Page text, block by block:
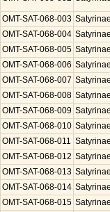
OMT-SAT-068-003 Satyrinae
OMT-SAT-068-004 Satyrinae
OMT-SAT-068-005 Satyrinae
OMT-SAT-068-006 Satyrinae
OMT-SAT-068-007 Satyrinae
OMT-SAT-068-008 Satyrinae
OMT-SAT-068-009 Satyrinae
OMT-SAT-068-010 Satyrinae
OMT-SAT-068-011 Satyrinae
OMT-SAT-068-012 Satyrinae
OMT-SAT-068-013 Satyrinae
OMT-SAT-068-014 Satyrinae
OMT-SAT-068-015 Satyrinae